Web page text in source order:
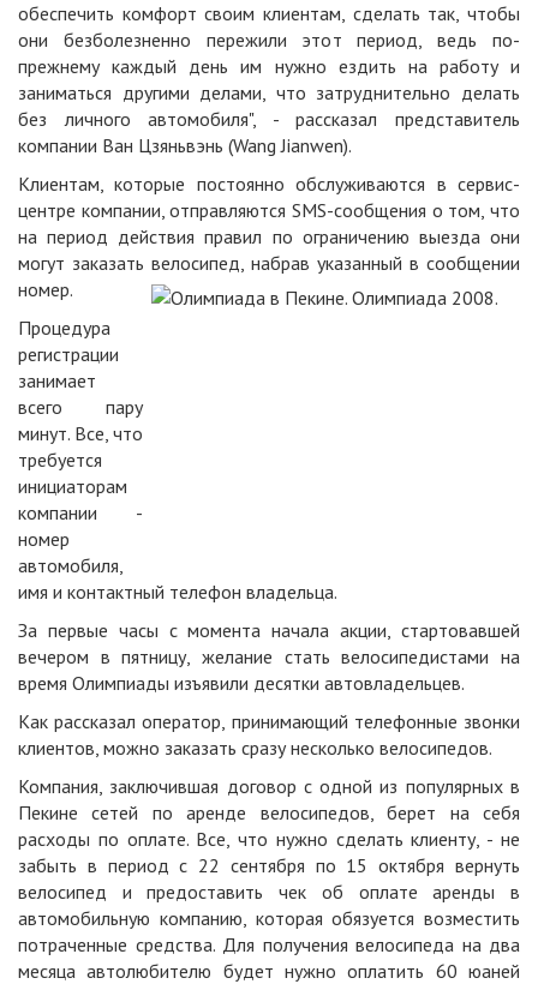
обеспечить комфорт своим клиентам, сделать так, чтобы
они безболезненно пережили этот период, ведь по-
прежнему каждый день им нужно ездить на работу и
заниматься другими делами, что затруднительно делать
без личного автомобиля", - рассказал представитель
компании Ван Цзяньвэнь (Wang Jianwen).
Клиентам, которые постоянно обслуживаются в сервис-
центре компании, отправляются SMS-сообщения о том, что
на период действия правил по ограничению выезда они
могут заказать велосипед, набрав указанный в сообщении
номер.
Процедура
регистрации
занимает
всего пару
минут. Все, что
требуется
инициаторам
компании -
номер
автомобиля,
имя и контактный телефон владельца.
За первые часы с момента начала акции, стартовавшей
вечером в пятницу, желание стать велосипедистами на
время Олимпиады изъявили десятки автовладельцев.
Как рассказал оператор, принимающий телефонные звонки
клиентов, можно заказать сразу несколько велосипедов.
Компания, заключившая договор с одной из популярных в
Пекине сетей по аренде велосипедов, берет на себя
расходы по оплате. Все, что нужно сделать клиенту, - не
забыть в период с 22 сентября по 15 октября вернуть
велосипед и предоставить чек об оплате аренды в
автомобильную компанию, которая обязуется возместить
потраченные средства. Для получения велосипеда на два
месяца автолюбителю будет нужно оплатить 60 юаней